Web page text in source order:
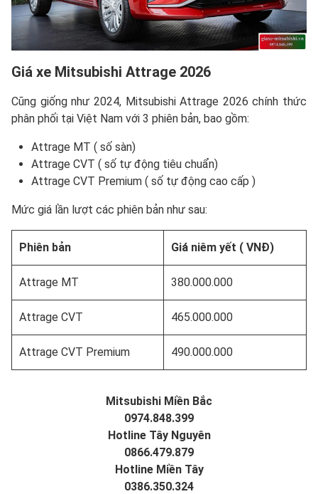
Giá xe Mitsubishi Attrage 2026
Cũng giống như 2024, Mitsubishi Attrage 2026 chính thức
phân phối tại Việt Nam với 3 phiên bản, bao gồm:
Attrage MT ( số sàn)
Attrage CVT ( số tự động tiêu chuẩn)
Attrage CVT Premium ( số tự động cao cấp )
Mức giá lần lượt các phiên bản như sau:
Phiên bản Giá niêm yết ( VNĐ)
Attrage MT 380.000.000
Attrage CVT 465.000.000
Attrage CVT Premium 490.000.000
Mitsubishi Miền Bắc
0974.848.399
Hotline Tây Nguyên
0866.479.879
Hotline Miền Tây
0386.350.324